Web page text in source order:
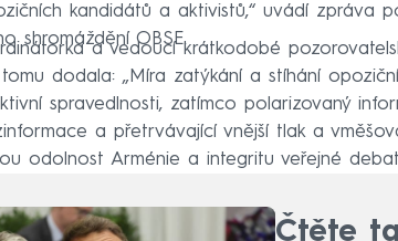
kandidátů a aktivistů,“ uvádí zpráva
shromáždění OBSE.
a vedoucí krátkodobé
tomu dodala: „Míra zatýkání a stíhání
spravedlnosti, zatímco polarizovaný
a přetrvávající vnější tlak a
odolnost Arménie a integritu veřejné
Čtěte